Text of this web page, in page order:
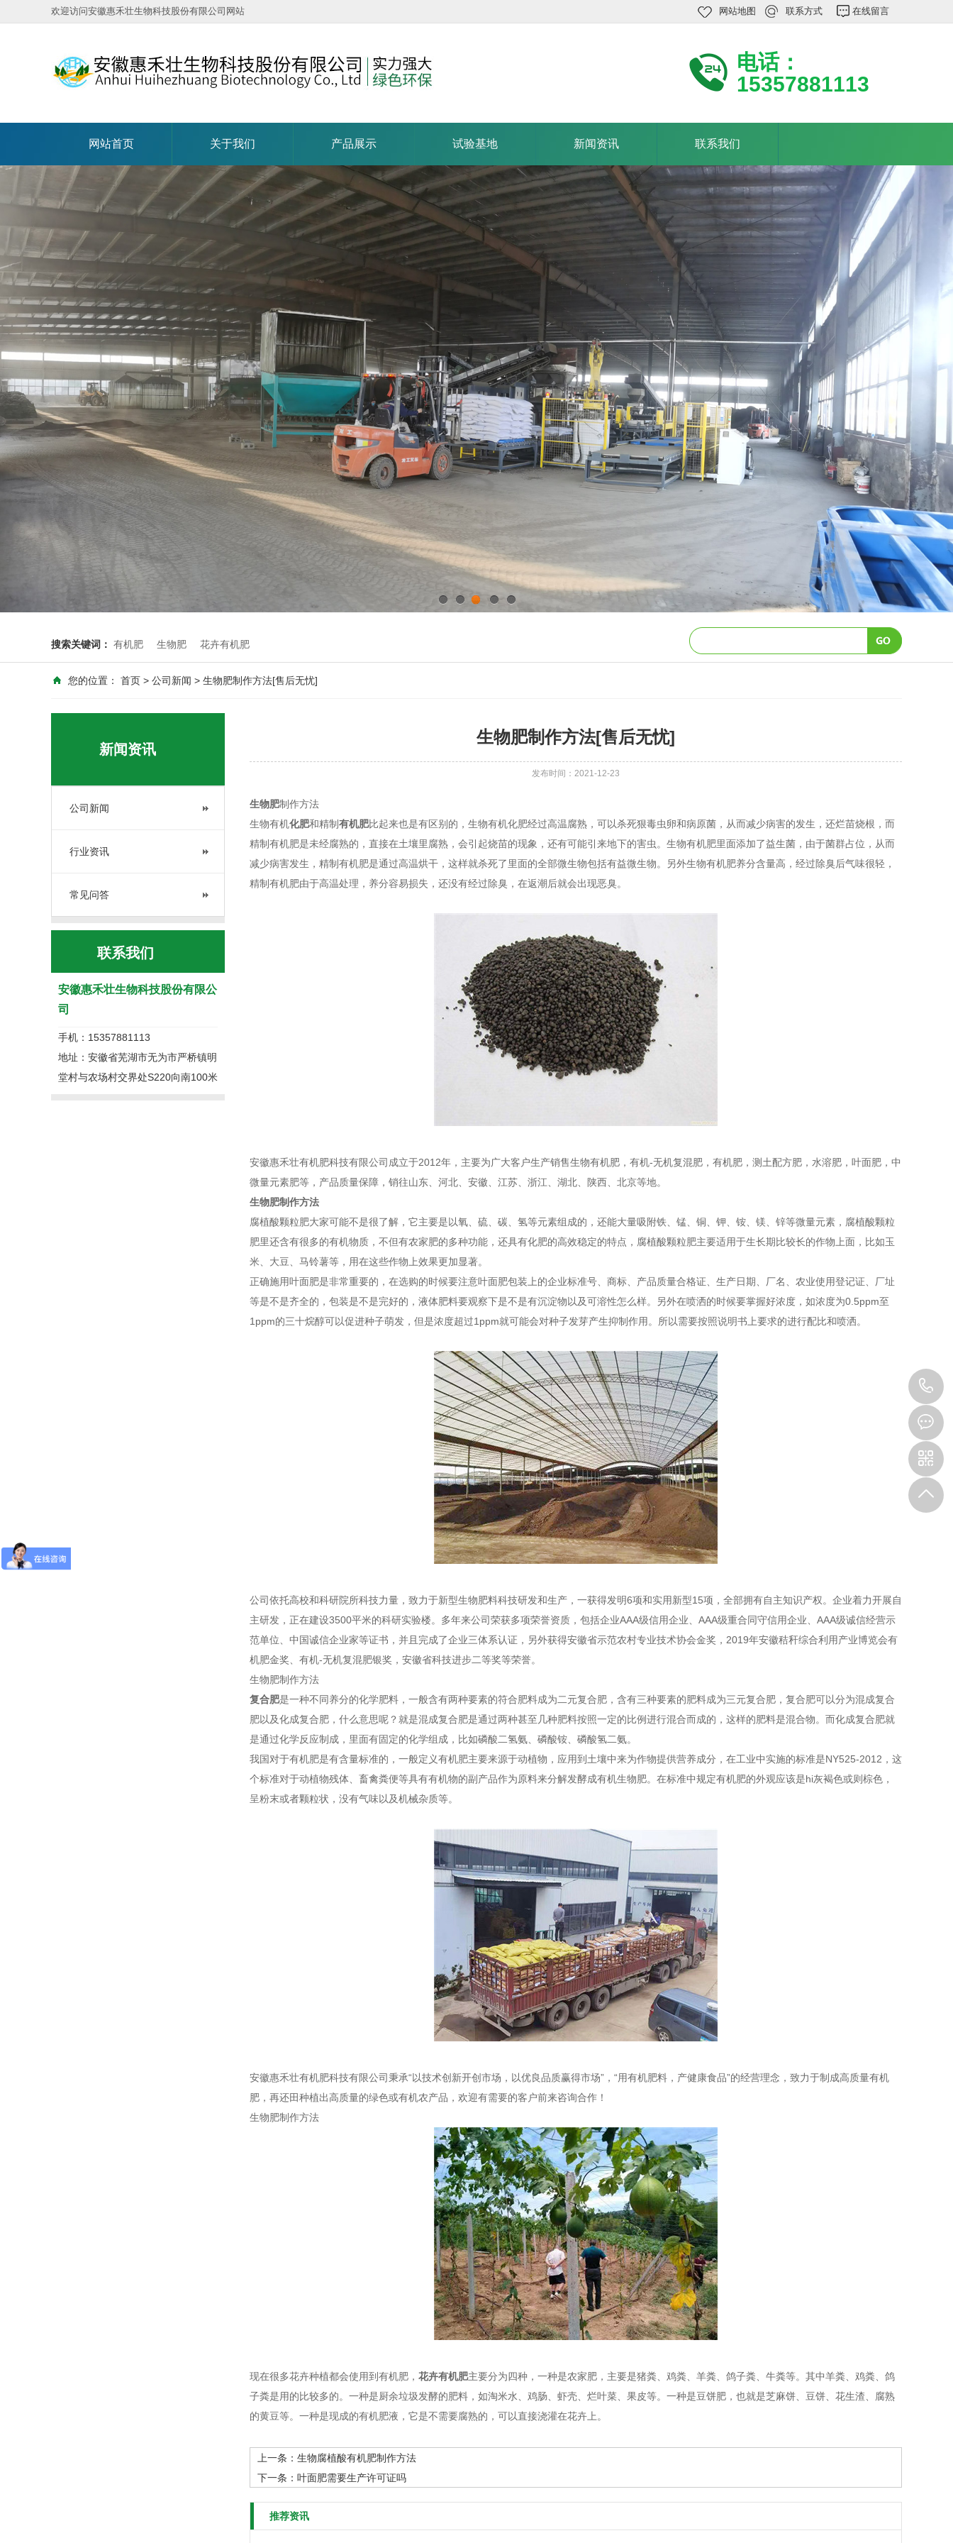
欢迎访问安徽惠禾壮生物科技股份有限公司网站 网站地图 联系方式 在线留言
电话：
15357881113
网站首页 关于我们 产品展示 试验基地 新闻资讯 联系我们
搜索关键词： 有机肥 生物肥 花卉有机肥
您的位置： 首页 > 公司新闻 > 生物肥制作方法[售后无忧]
新闻资讯
公司新闻
行业资讯
常见问答
联系我们
安徽惠禾壮生物科技股份有限公
司
手机：15357881113
地址：安徽省芜湖市无为市严桥镇明
堂村与农场村交界处S220向南100米
生物肥制作方法[售后无忧]
发布时间：2021-12-23
生物肥制作方法
生物有机化肥和精制有机肥比起来也是有区别的，生物有机化肥经过高温腐熟，可以杀死狠毒虫卵和病原菌，从而减少病害的发生，还烂苗烧根，而
精制有机肥是未经腐熟的，直接在土壤里腐熟，会引起烧苗的现象，还有可能引来地下的害虫。生物有机肥里面添加了益生菌，由于菌群占位，从而
减少病害发生，精制有机肥是通过高温烘干，这样就杀死了里面的全部微生物包括有益微生物。另外生物有机肥养分含量高，经过除臭后气味很轻，
精制有机肥由于高温处理，养分容易损失，还没有经过除臭，在返潮后就会出现恶臭。
安徽惠禾壮有机肥科技有限公司成立于2012年，主要为广大客户生产销售生物有机肥，有机-无机复混肥，有机肥，测土配方肥，水溶肥，叶面肥，中
微量元素肥等，产品质量保障，销往山东、河北、安徽、江苏、浙江、湖北、陕西、北京等地。
生物肥制作方法
腐植酸颗粒肥大家可能不是很了解，它主要是以氧、硫、碳、氢等元素组成的，还能大量吸附铁、锰、铜、钾、铵、镁、锌等微量元素，腐植酸颗粒
肥里还含有很多的有机物质，不但有农家肥的多种功能，还具有化肥的高效稳定的特点，腐植酸颗粒肥主要适用于生长期比较长的作物上面，比如玉
米、大豆、马铃薯等，用在这些作物上效果更加显著。
正确施用叶面肥是非常重要的，在选购的时候要注意叶面肥包装上的企业标准号、商标、产品质量合格证、生产日期、厂名、农业使用登记证、厂址
等是不是齐全的，包装是不是完好的，液体肥料要观察下是不是有沉淀物以及可溶性怎么样。另外在喷洒的时候要掌握好浓度，如浓度为0.5ppm至
1ppm的三十烷醇可以促进种子萌发，但是浓度超过1ppm就可能会对种子发芽产生抑制作用。所以需要按照说明书上要求的进行配比和喷洒。
公司依托高校和科研院所科技力量，致力于新型生物肥料科技研发和生产，一获得发明6项和实用新型15项，全部拥有自主知识产权。企业着力开展自
主研发，正在建设3500平米的科研实验楼。多年来公司荣获多项荣誉资质，包括企业AAA级信用企业、AAA级重合同守信用企业、AAA级诚信经营示
范单位、中国诚信企业家等证书，并且完成了企业三体系认证，另外获得安徽省示范农村专业技术协会金奖，2019年安徽秸秆综合利用产业博览会有
机肥金奖、有机-无机复混肥银奖，安徽省科技进步二等奖等荣誉。
生物肥制作方法
复合肥是一种不同养分的化学肥料，一般含有两种要素的符合肥料成为二元复合肥，含有三种要素的肥料成为三元复合肥，复合肥可以分为混成复合
肥以及化成复合肥，什么意思呢？就是混成复合肥是通过两种甚至几种肥料按照一定的比例进行混合而成的，这样的肥料是混合物。而化成复合肥就
是通过化学反应制成，里面有固定的化学组成，比如磷酸二氢氨、磷酸铵、磷酸氢二氨。
我国对于有机肥是有含量标准的，一般定义有机肥主要来源于动植物，应用到土壤中来为作物提供营养成分，在工业中实施的标准是NY525-2012，这
个标准对于动植物残体、畜禽粪便等具有有机物的副产品作为原料来分解发酵成有机生物肥。在标准中规定有机肥的外观应该是hi灰褐色或则棕色，
呈粉末或者颗粒状，没有气味以及机械杂质等。
安徽惠禾壮有机肥科技有限公司秉承“以技术创新开创市场，以优良品质赢得市场”，“用有机肥料，产健康食品”的经营理念，致力于制成高质量有机
肥，再还田种植出高质量的绿色或有机农产品，欢迎有需要的客户前来咨询合作！
生物肥制作方法
现在很多花卉种植都会使用到有机肥， 花卉有机肥主要分为四种，一种是农家肥，主要是猪粪、鸡粪、羊粪、鸽子粪、牛粪等。其中羊粪、鸡粪、鸽
子粪是用的比较多的。一种是厨余垃圾发酵的肥料，如淘米水、鸡肠、虾壳、烂叶菜、果皮等。一种是豆饼肥，也就是芝麻饼、豆饼、花生渣、腐熟
的黄豆等。一种是现成的有机肥液，它是不需要腐熟的，可以直接浇灌在花卉上。
上一条： 生物腐植酸有机肥制作方法
下一条： 叶面肥需要生产许可证吗
推荐资讯